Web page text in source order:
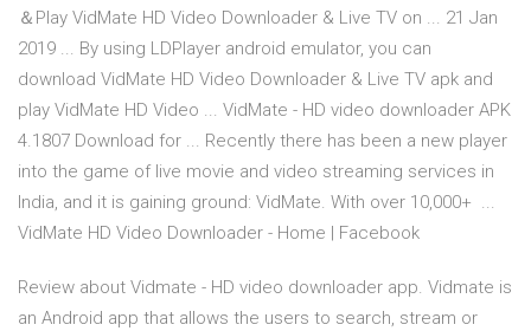
＆Play VidMate HD Video Downloader & Live TV on ... 21 Jan
2019 ... By using LDPlayer android emulator, you can
download VidMate HD Video Downloader & Live TV apk and
play VidMate HD Video ... VidMate - HD video downloader APK
4.1807 Download for ... Recently there has been a new player
into the game of live movie and video streaming services in
India, and it is gaining ground: VidMate. With over 10,000+ ...
VidMate HD Video Downloader - Home | Facebook
Review about Vidmate - HD video downloader app. Vidmate is
an Android app that allows the users to search, stream or